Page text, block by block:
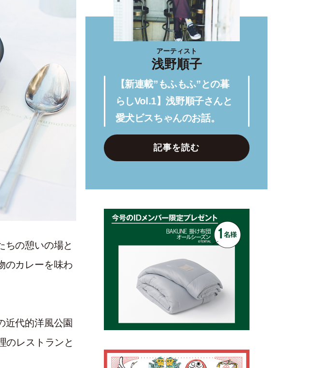
ちの憩いの場と
のカレーを味わ
近代的洋風公園
のレストランと
アーティスト
浅野順子
【新連載”もふもふ”との暮
らしVol.1】浅野順子さんと
愛犬ビスちゃんのお話。
記事を読む